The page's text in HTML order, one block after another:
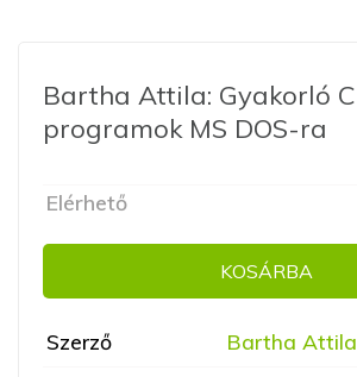
Bartha Attila: Gyakorló C
programok MS DOS-ra
Elérhető
KOSÁRBA
Szerző
Bartha Attila